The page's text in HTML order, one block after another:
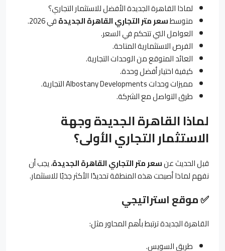
لماذا القاهرة الجديدة الأفضل للاستثمار التجاري؟
متوسطسعر متر التجاري القاهرة الجديدةفي 2026.
العوامل التي تتحكم في السعر.
الفرص الاستثمارية المتاحة.
العائد المتوقع من الوحدات التجارية.
كيفية اختيار أفضل وحدة.
مميزات وحدات Albostany Developments التجارية.
طرق التواصل مع الشركة.
لماذا القاهرة الجديدة وجهة
الاستثمار التجاري الأولى؟
قبل الحديث عنسعر متر التجاري القاهرة الجديدة، يجب أن
نفهم لماذا أصبحت هذه المنطقة تحديدًا الأكثر جذبًا للاستثمار.
✅موقع استراتيجي
القاهرة الجديدة ترتبط بأهم المحاور مثل:
طريق السويس.